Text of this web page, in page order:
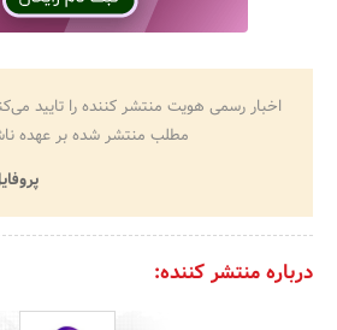
اخبار رسمی هویت منتشر کننده را تایید
مطلب منتشر شده بر عهده
درباره منتشر کننده: